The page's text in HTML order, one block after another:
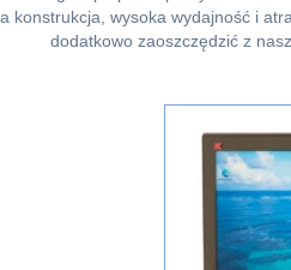
konstrukcja, wysoka wydajność i
dodatkowo zaoszczędzić z